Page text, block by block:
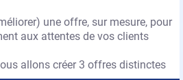
une offre, sur mesure, pour
aux attentes de vos clients
allons créer 3 offres distinctes